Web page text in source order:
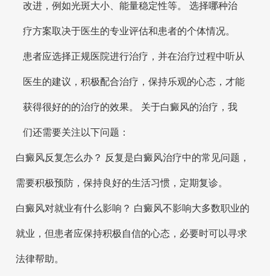
改进，例如光斑大小、能量稳定性等。 选择哪种治
疗方案取决于医生的专业评估和患者的个体情况。
患者应选择正规医院进行治疗，并在治疗过程中听从
医生的建议，积极配合治疗，保持乐观的心态，才能
获得很好的的治疗的效果。 关于白癜风的治疗，我
们还需要关注以下问题：
白癜风反复怎么办？ 反复是白癜风治疗中的常见问题，
需要积极预防，保持良好的生活习惯，定期复诊。
白癜风对就业有什么影响？ 白癜风不影响大多数职业的
就业，但患者应保持积极自信的心态，必要时可以寻求
法律帮助。